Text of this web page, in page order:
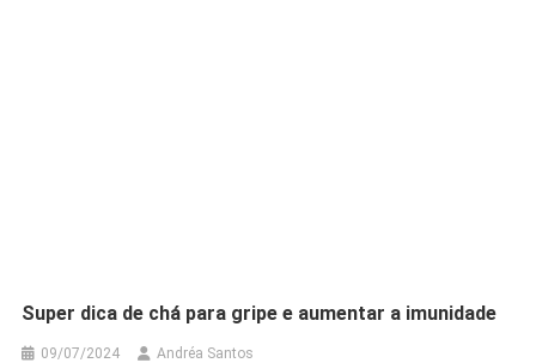
Super dica de chá para gripe e aumentar a imunidade
09/07/2024 Andréa Santos